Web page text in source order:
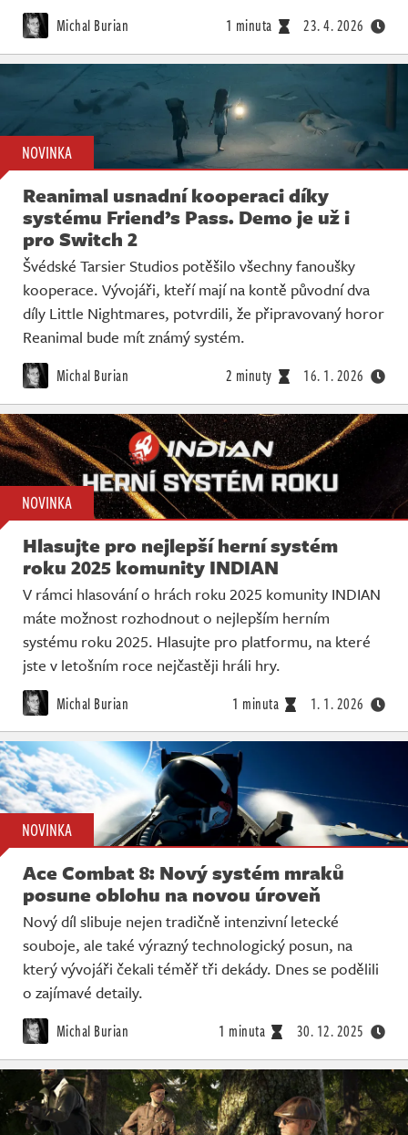
Michal Burian 1 minuta 23. 4. 2026
NOVINKA
Reanimal usnadní kooperaci díky
systému Friend’s Pass. Demo je už i
pro Switch 2
Švédské Tarsier Studios potěšilo všechny fanoušky
kooperace. Vývojáři, kteří mají na kontě původní dva
díly Little Nightmares, potvrdili, že připravovaný horor
Reanimal bude mít známý systém.
Michal Burian 2 minuty 16. 1. 2026
NOVINKA
Hlasujte pro nejlepší herní systém
roku 2025 komunity INDIAN
V rámci hlasování o hrách roku 2025 komunity INDIAN
máte možnost rozhodnout o nejlepším herním
systému roku 2025. Hlasujte pro platformu, na které
jste v letošním roce nejčastěji hráli hry.
Michal Burian 1 minuta 1. 1. 2026
NOVINKA
Ace Combat 8: Nový systém mraků
posune oblohu na novou úroveň
Nový díl slibuje nejen tradičně intenzivní letecké
souboje, ale také výrazný technologický posun, na
který vývojáři čekali téměř tři dekády. Dnes se podělili
o zajímavé detaily.
Michal Burian 1 minuta 30. 12. 2025